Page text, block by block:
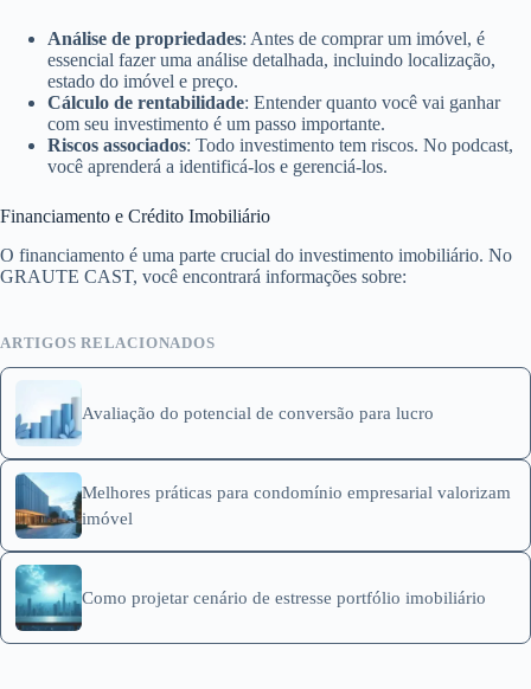
Análise de propriedades: Antes de comprar um imóvel, é
essencial fazer uma análise detalhada, incluindo localização,
estado do imóvel e preço.
Cálculo de rentabilidade: Entender quanto você vai ganhar
com seu investimento é um passo importante.
Riscos associados: Todo investimento tem riscos. No podcast,
você aprenderá a identificá-los e gerenciá-los.
Financiamento e Crédito Imobiliário
O financiamento é uma parte crucial do investimento imobiliário. No
GRAUTE CAST, você encontrará informações sobre:
ARTIGOS RELACIONADOS
Avaliação do potencial de conversão para lucro
Melhores práticas para condomínio empresarial valorizam
imóvel
Como projetar cenário de estresse portfólio imobiliário